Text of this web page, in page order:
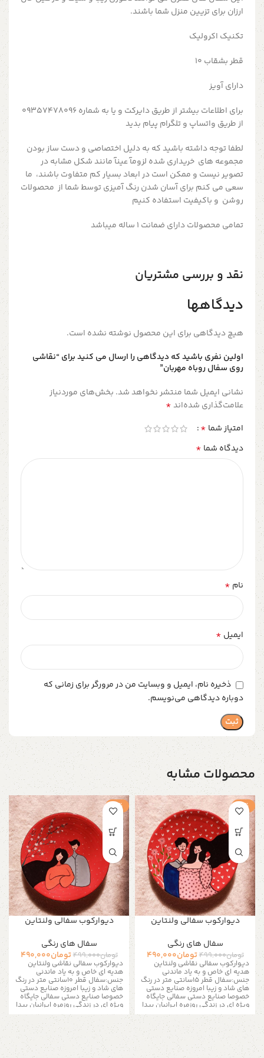
ارزان برای تزیین منزل شما باشند.
تکنیک اکرولیک
قطر بشقاب ۱۰
دارای آویز
برای اطلاعات بیشتر از طریق دایرکت و یا به شماره 09357478096
از طریق واتساپ و تلگرام پیام بدید
لطفا توجه داشته باشید که به دلیل اختصاصی و دست ساز بودن
مجموعه های خریداری شده لزومآ عینآ مانند شکل مشابه در
تصویر نیست و ممکن است در ابعاد بسیار کم متفاوت باشند، ما
سعی می کنم برای آسان شدن رنگ آمیزی توسط شما از محصولات
روشن و باکیفیت استفاده کنیم
تمامی محصولات دارای ضمانت ۱ ساله میباشد
نقد و بررسی مشتریان
دیدگاهها
هیچ دیدگاهی برای این محصول نوشته نشده است.
اولین نفری باشید که دیدگاهی را ارسال می کنید برای “نقاشی
روی سفال روباه مهربان”
نشانی ایمیل شما منتشر نخواهد شد. بخش‌های موردنیاز
علامت‌گذاری شده‌اند*
امتیاز شما *
دیدگاه شما *
نام *
ایمیل *
ذخیره نام، ایمیل و وبسایت من در مرورگر برای زمانی که
دوباره دیدگاهی می‌نویسم.
محصولات مشابه
-2%
دیوارکوب سفالی ولنتاین
سفال های رنگی
تومان499,000تومان490,000
دیوارکوب سفالی نقاشی ولنتاین
هدیه ای خاص و به یاد ماندنی
جنس:سفال قطر 15سانتی متر در رنگ
های شاد و زیبا امروزه صنایع دستی
خصوصا صنایع دستی سفالی جایگاه
ویژه ای در زندگی روزمره ایرانیان پیدا
کرده اند. با توجه به تغییر سبک
زندگی و مدرن شدن زندگی شهر
نشینی توجه به ظروف سفالی و
صنایع دستی نقش پر رنگ تری را در
زندگی امروزه پیدا کرده اند. بشقاب
دیوارکوب سفالی یکی از محبوب
-2%
دیوارکوب سفالی ولنتاین
سفال های رنگی
تومان499,000تومان490,000
دیوارکوب سفالی نقاشی ولنتاین
هدیه ای خاص و به یاد ماندنی
جنس:سفال قطر 10سانتی متر در رنگ
های شاد و زیبا امروزه صنایع دستی
خصوصا صنایع دستی سفالی جایگاه
ویژه ای در زندگی روزمره ایرانیان پیدا
کرده اند. با توجه به تغییر سبک
زندگی و مدرن شدن زندگی شهر
نشینی توجه به ظروف سفالی و
صنایع دستی نقش پر رنگ تری را در
زندگی امروزه پیدا کرده اند. بشقاب
دیوارکوب سفالی یکی از محبوب